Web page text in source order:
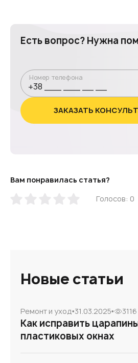
Новые статьи
Ремонт и уход 31.03.2025 3116
Как исправить
пластиковых окнах
Есть вопрос? Нужна
Номер телефона
ЗАКАЗАТЬ
Вам понравилась статья?
Голосов: 0